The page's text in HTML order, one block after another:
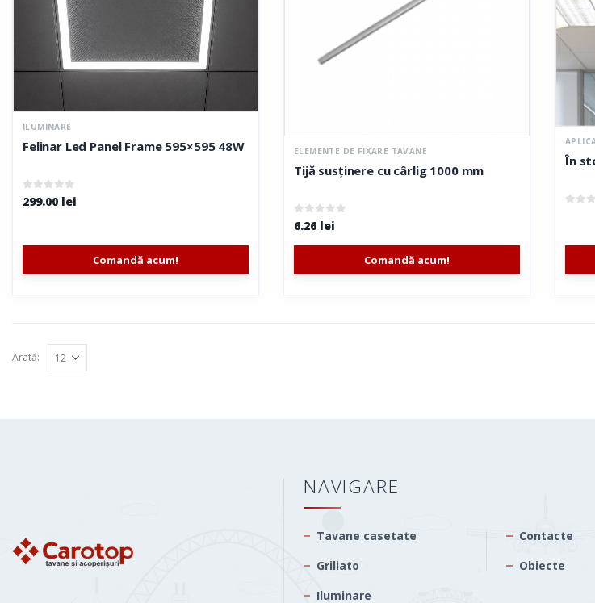
ILUMINARE
Felinar Led Panel Frame 595×595 48W 6500K Carotop
0out of 5
299.00 lei
Comandă acum!
ELEMENTE DE FIXARE TAVANE
Tijă susținere cu cârlig 1000 mm
0out of 5
6.26 lei
Comandă acum!
În
Arată:
NAVIGARE
Tavane casetate
Griliato
Iluminare
Contacte
Obiecte